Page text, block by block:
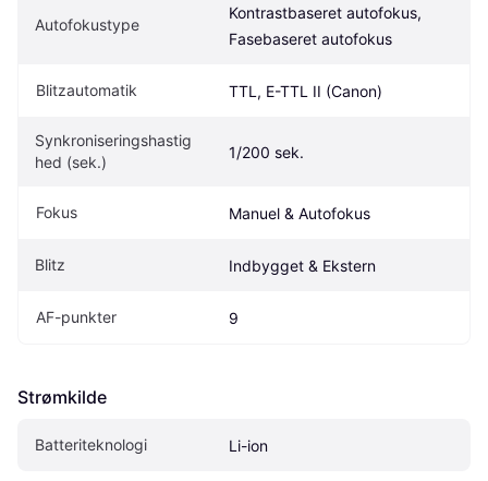
Autofokustype
Kontrastbaseret autofokus,
Fasebaseret autofokus
Blitzautomatik TTL, E-TTL II (Canon)
Synkroniseringshastig
hed (sek.)
1/200 sek.
Fokus Manuel & Autofokus
Blitz Indbygget & Ekstern
AF-punkter 9
Strømkilde
Batteriteknologi Li-ion